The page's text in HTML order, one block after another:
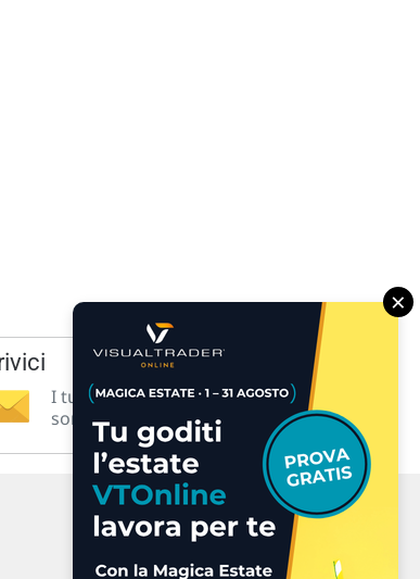
I tuoi suggerimenti per noi
sono preziosi e molto utili! »
×